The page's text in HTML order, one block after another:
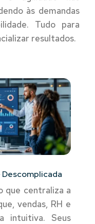
às demandas
Tudo para
resultados.
que centraliza a
vendas, RH e
intuitiva. Seus